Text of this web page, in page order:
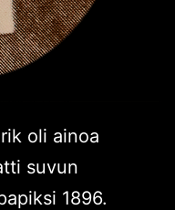
oli ainoa
suvun
1896.